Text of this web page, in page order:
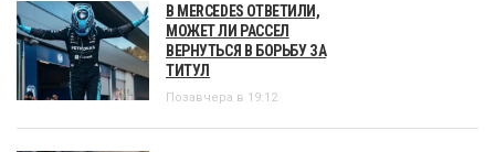
В MERCEDES ОТВЕТИЛИ,
МОЖЕТ ЛИ РАССЕЛ
ВЕРНУТЬСЯ В БОРЬБУ ЗА
ТИТУЛ
Позавчера в 19:12